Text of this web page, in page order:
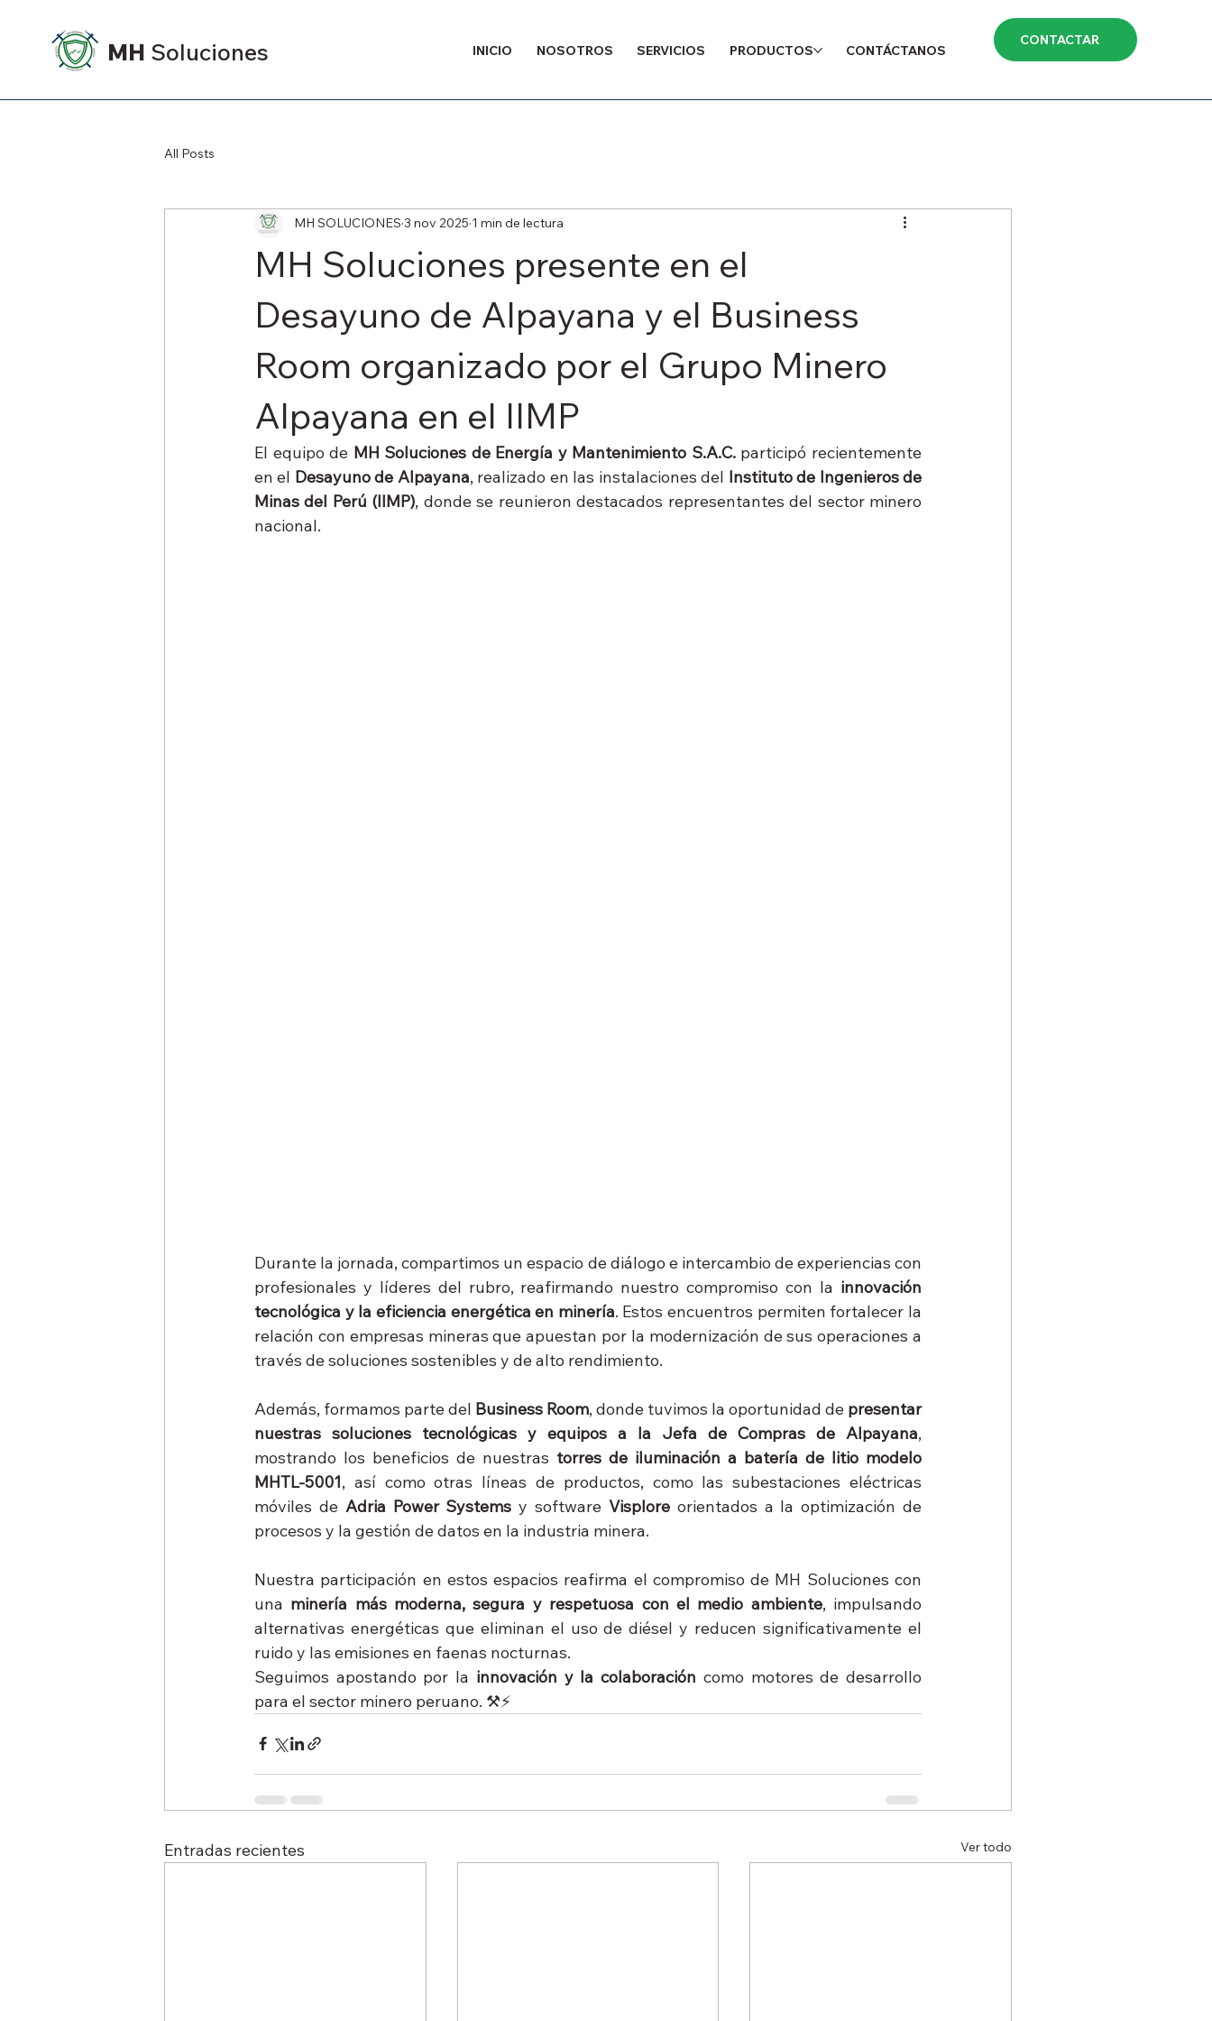
MH Soluciones INICIO NOSOTROS SERVICIOS PRODUCTOS CONTÁCTANOS
CONTACTAR
All Posts
MH Soluciones presente en el
Desayuno de Alpayana y el Business
Room organizado por el Grupo Minero
Alpayana en el IIMP
MH SOLUCIONES 3 nov 2025 1 min de lectura
El equipo de MH Soluciones de Energía y Mantenimiento S.A.C. participó recientemente
en el Desayuno de Alpayana, realizado en las instalaciones del Instituto de Ingenieros de
Minas del Perú (IIMP), donde se reunieron destacados representantes del sector minero
nacional.
Durante la jornada, compartimos un espacio de diálogo e intercambio de experiencias con
profesionales y líderes del rubro, reafirmando nuestro compromiso con la innovación
tecnológica y la eficiencia energética en minería. Estos encuentros permiten fortalecer la
relación con empresas mineras que apuestan por la modernización de sus operaciones a
través de soluciones sostenibles y de alto rendimiento.
Además, formamos parte del Business Room, donde tuvimos la oportunidad de presentar
nuestras soluciones tecnológicas y equipos a la Jefa de Compras de Alpayana,
mostrando los beneficios de nuestras torres de iluminación a batería de litio modelo
MHTL-5001, así como otras líneas de productos, como las subestaciones eléctricas
móviles de Adria Power Systems y software Visplore orientados a la optimización de
procesos y la gestión de datos en la industria minera.
Nuestra participación en estos espacios reafirma el compromiso de MH Soluciones con
una minería más moderna, segura y respetuosa con el medio ambiente, impulsando
alternativas energéticas que eliminan el uso de diésel y reducen significativamente el
ruido y las emisiones en faenas nocturnas.
Seguimos apostando por la innovación y la colaboración como motores de desarrollo
para el sector minero peruano. ⚒️⚡
Entradas recientes Ver todo